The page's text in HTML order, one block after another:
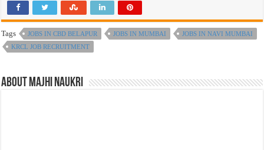
Tags JOBS IN CBD BELAPUR JOBS IN MUMBAI
JOBS IN NAVI MUMBAI
KRCL JOB RECRUITMENT
About Majhi Naukri